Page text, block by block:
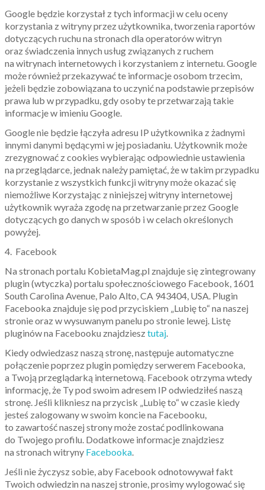
Google będzie korzystał z tych informacji w celu oceny
korzystania z witryny przez użytkownika, tworzenia raportów
dotyczących ruchu na stronach dla operatorów witryn
oraz świadczenia innych usług związanych z ruchem
na witrynach internetowych i korzystaniem z internetu. Google
może również przekazywać te informacje osobom trzecim,
jeżeli będzie zobowiązana to uczynić na podstawie przepisów
prawa lub w przypadku, gdy osoby te przetwarzają takie
informacje w imieniu Google.
Google nie będzie łączyła adresu IP użytkownika z żadnymi
innymi danymi będącymi w jej posiadaniu. Użytkownik może
zrezygnować z cookies wybierając odpowiednie ustawienia
na przeglądarce, jednak należy pamiętać, że w takim przypadku
korzystanie z wszystkich funkcji witryny może okazać się
niemożliwe Korzystając z niniejszej witryny internetowej
użytkownik wyraża zgodę na przetwarzanie przez Google
dotyczących go danych w sposób i w celach określonych
powyżej.
4. Facebook
Na stronach portalu KobietaMag.pl znajduje się zintegrowany
plugin (wtyczka) portalu społecznościowego Facebook, 1601
South Carolina Avenue, Palo Alto, CA 943404, USA. Plugin
Facebooka znajduje się pod przyciskiem „Lubię to“ na naszej
stronie oraz w wysuwanym panelu po stronie lewej. Listę
pluginów na Facebooku znajdziesztutaj.
Kiedy odwiedzasz naszą stronę, następuje automatyczne
połączenie poprzez plugin pomiędzy serwerem Facebooka,
a Twoją przeglądarką internetową. Facebook otrzyma wtedy
informację, że Ty pod swoim adresem IP odwiedziłeś naszą
stronę. Jeśli klikniesz na przycisk „Lubię to“ w czasie kiedy
jesteś zalogowany w swoim koncie na Facebooku,
to zawartość naszej strony może zostać podlinkowana
do Twojego profilu. Dodatkowe informacje znajdziesz
na stronach witryny Facebooka.
Jeśli nie życzysz sobie, aby Facebook odnotowywał fakt
Twoich odwiedzin na naszej stronie, prosimy wylogować się